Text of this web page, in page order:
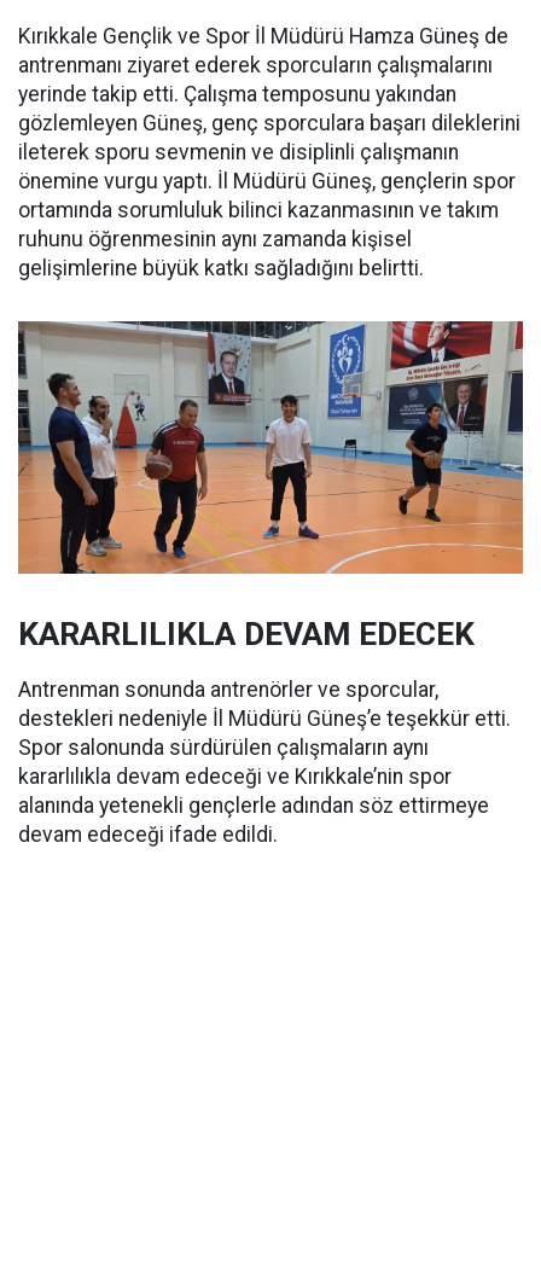
Kırıkkale Gençlik ve Spor İl Müdürü Hamza Güneş de
antrenmanı ziyaret ederek sporcuların çalışmalarını
yerinde takip etti. Çalışma temposunu yakından
gözlemleyen Güneş, genç sporculara başarı dileklerini
ileterek sporu sevmenin ve disiplinli çalışmanın
önemine vurgu yaptı. İl Müdürü Güneş, gençlerin spor
ortamında sorumluluk bilinci kazanmasının ve takım
ruhunu öğrenmesinin aynı zamanda kişisel
gelişimlerine büyük katkı sağladığını belirtti.
KARARLILIKLA DEVAM EDECEK
Antrenman sonunda antrenörler ve sporcular,
destekleri nedeniyle İl Müdürü Güneş’e teşekkür etti.
Spor salonunda sürdürülen çalışmaların aynı
kararlılıkla devam edeceği ve Kırıkkale’nin spor
alanında yetenekli gençlerle adından söz ettirmeye
devam edeceği ifade edildi.